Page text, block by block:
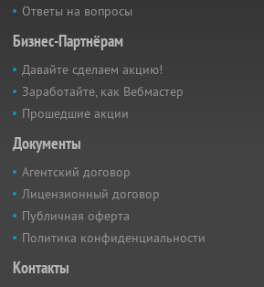
Ответы на вопросы
Бизнес-Партнёрам
Давайте сделаем акцию!
Заработайте, как Вебмастер
Прошедшие акции
Документы
Агентский договор
Лицензионный договор
Публичная оферта
Политика конфиденциальности
Контакты